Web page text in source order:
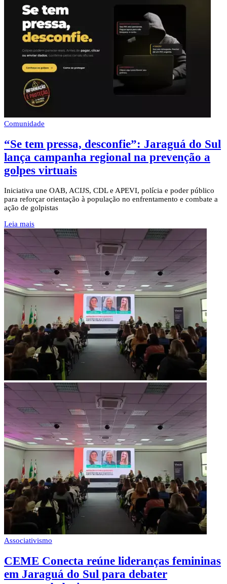
Comunidade
“Se tem pressa, desconfie”: Jaraguá do Sul
lança campanha regional na prevenção a
golpes virtuais
Iniciativa une OAB, ACIJS, CDL e APEVI, polícia e poder público
para reforçar orientação à população no enfrentamento e combate a
ação de golpistas
Leia mais
Associativismo
CEME Conecta reúne lideranças femininas
em Jaraguá do Sul para debater